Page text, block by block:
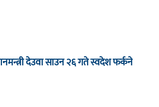
देउवा साउन २६ गते स्वदेश फर्कने